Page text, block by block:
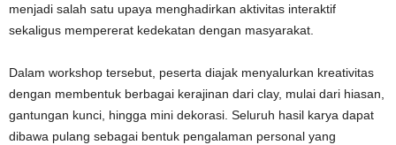
menjadi salah satu upaya menghadirkan aktivitas interaktif
sekaligus mempererat kedekatan dengan masyarakat.
Dalam workshop tersebut, peserta diajak menyalurkan kreativitas
dengan membentuk berbagai kerajinan dari clay, mulai dari hiasan,
gantungan kunci, hingga mini dekorasi. Seluruh hasil karya dapat
dibawa pulang sebagai bentuk pengalaman personal yang